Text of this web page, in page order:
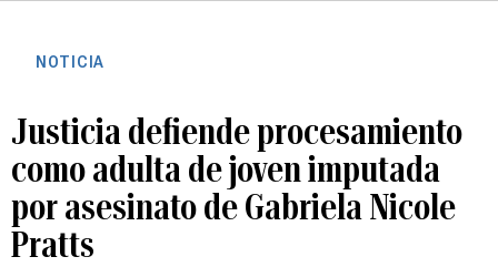
NOTICIA
Justicia defiende procesamiento
como adulta de joven imputada
por asesinato de Gabriela Nicole
Pratts